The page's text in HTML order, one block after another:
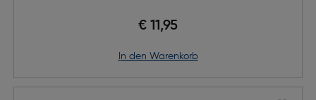
€ 11,95
in den Warenkorb